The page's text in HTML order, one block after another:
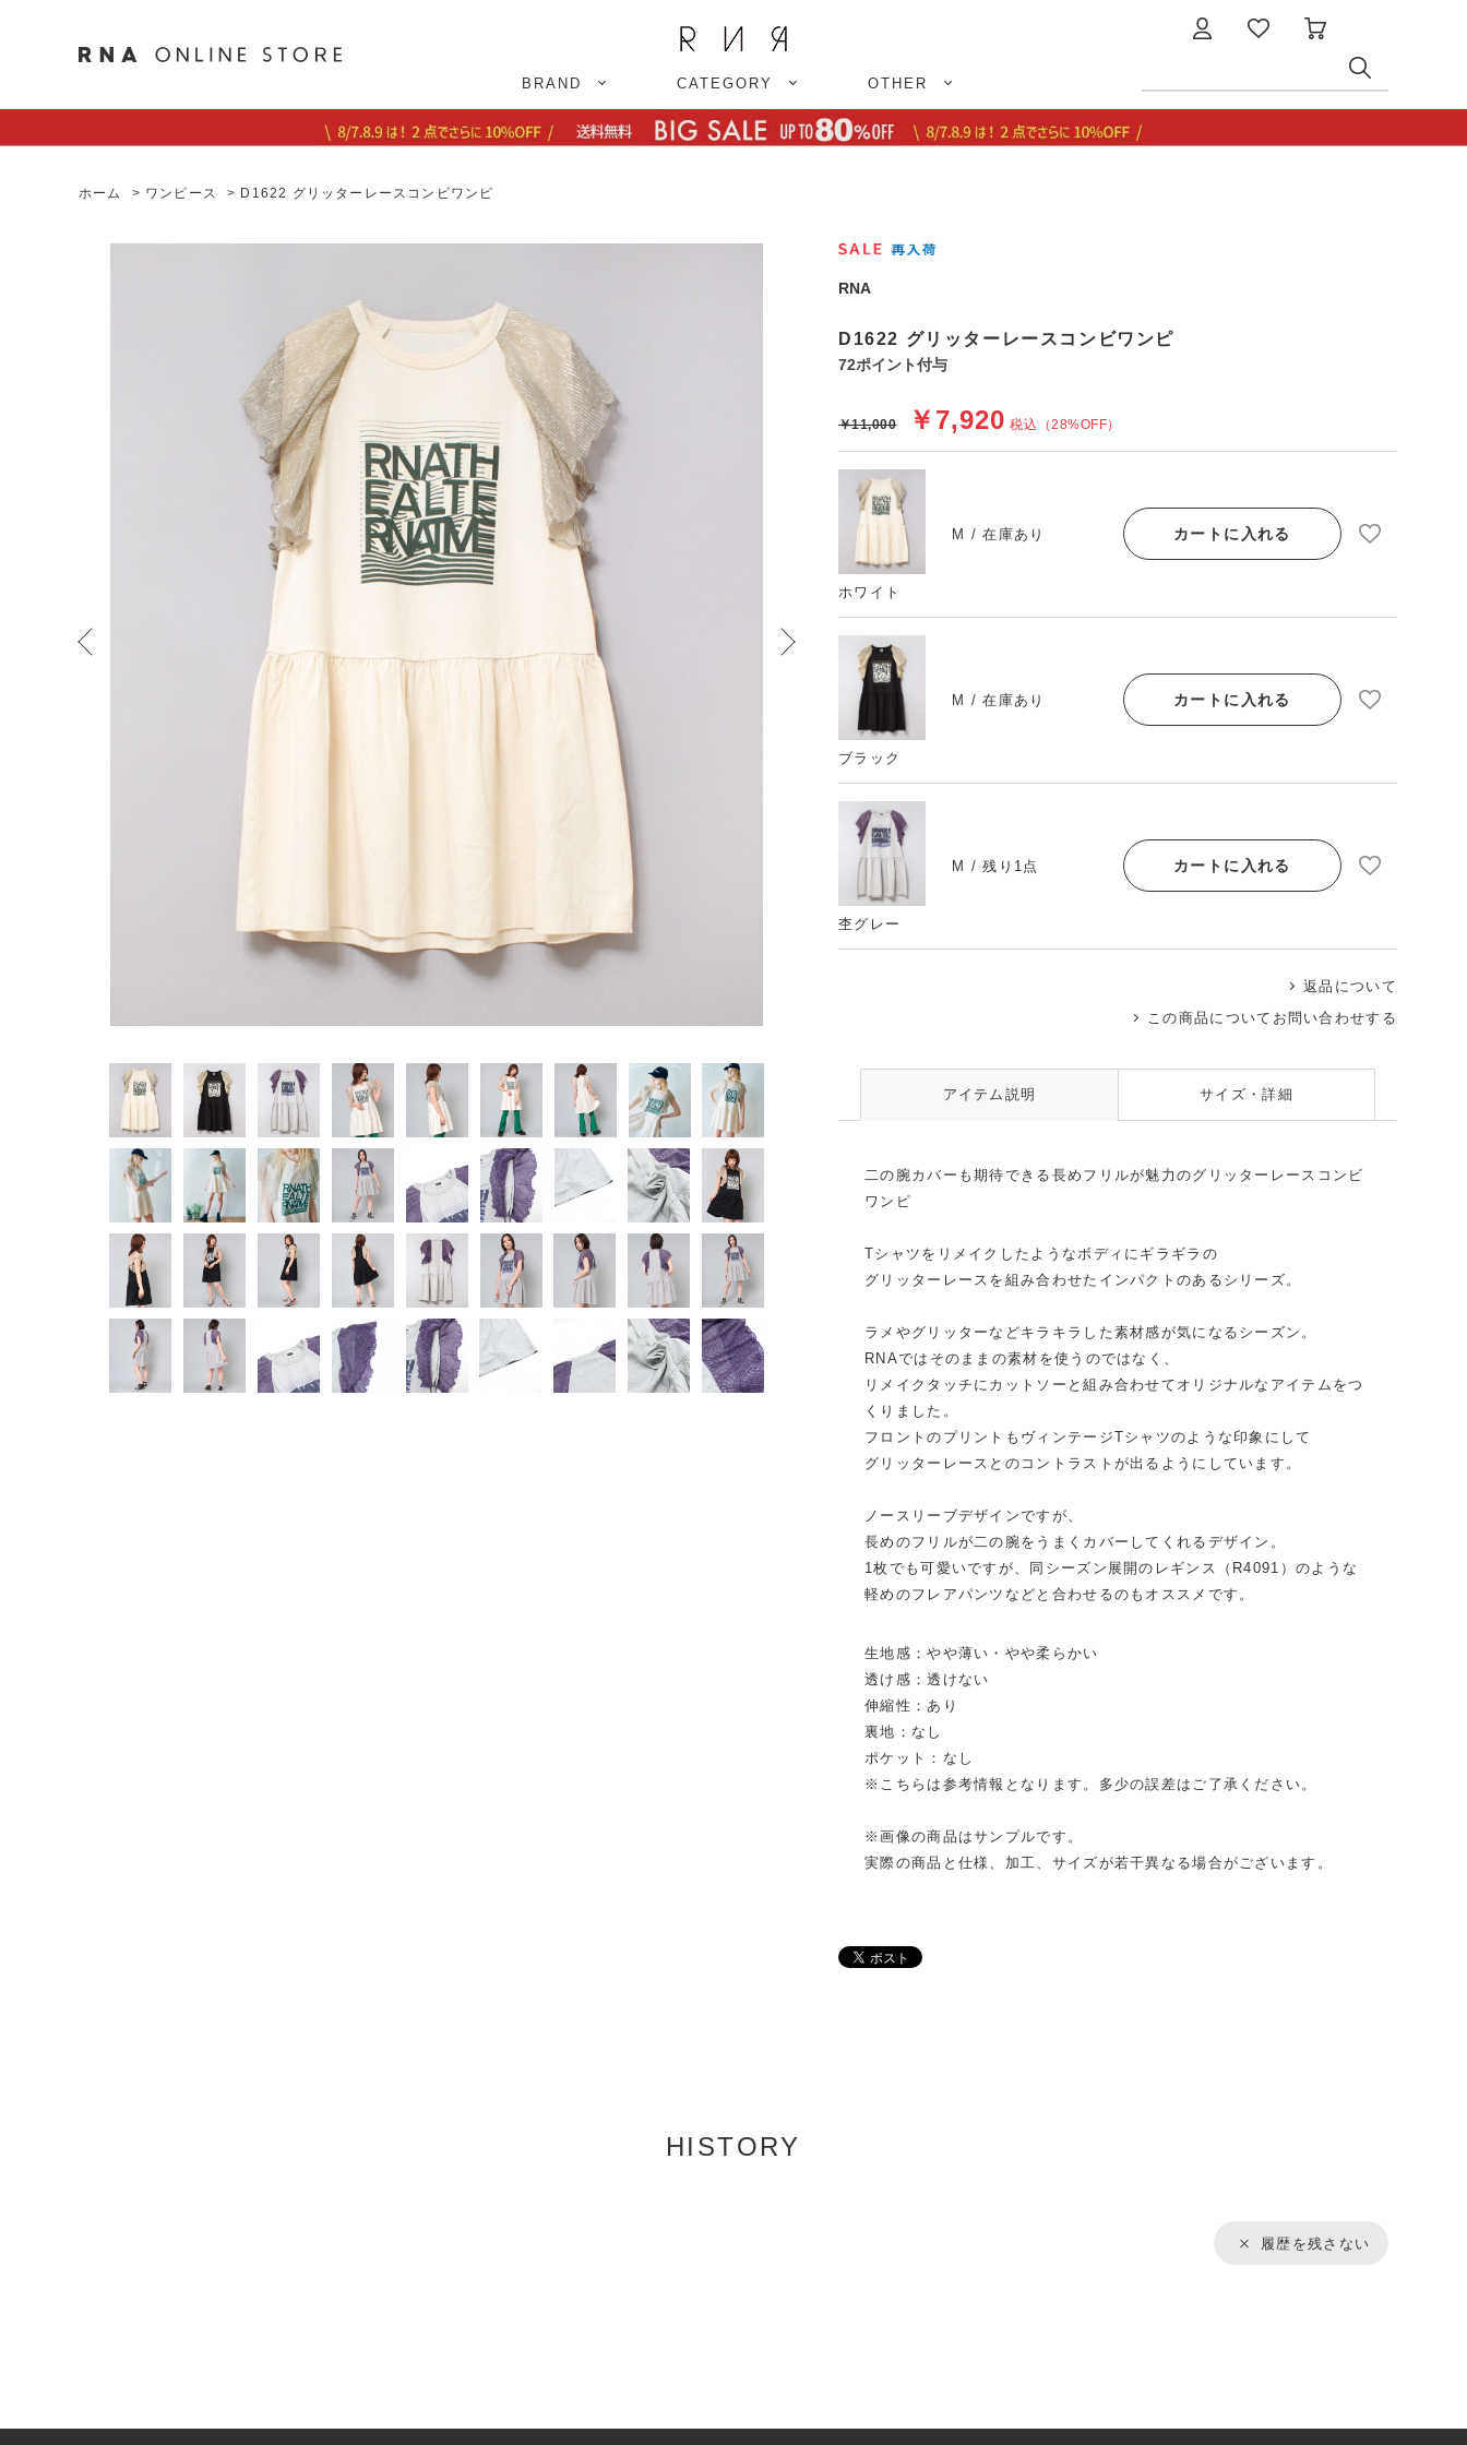
BRAND CATEGORY OTHER
ホーム > ワンピース > D1622 グリッターレースコンビワンピ
RNA
D1622 グリッターレースコンビワンピ
72ポイント付与
（28%OFF）
￥7,920 税込
￥11,000
ホワイト
M / 在庫あり カートに入れる
ブラック
M / 在庫あり カートに入れる
杢グレー
M / 残り1点 カートに入れる
返品について
この商品についてお問い合わせする
アイテム説明 サイズ・詳細
二の腕カバーも期待できる長めフリルが魅力のグリッターレースコンビ
ワンピ
Tシャツをリメイクしたようなボディにギラギラの
グリッターレースを組み合わせたインパクトのあるシリーズ。
ラメやグリッターなどキラキラした素材感が気になるシーズン。
RNAではそのままの素材を使うのではなく、
リメイクタッチにカットソーと組み合わせてオリジナルなアイテムをつ
くりました。
フロントのプリントもヴィンテージTシャツのような印象にして
グリッターレースとのコントラストが出るようにしています。
ノースリーブデザインですが、
長めのフリルが二の腕をうまくカバーしてくれるデザイン。
1枚でも可愛いですが、同シーズン展開のレギンス（R4091）のような
軽めのフレアパンツなどと合わせるのもオススメです。
生地感：やや薄い・やや柔らかい
透け感：透けない
伸縮性：あり
裏地：なし
ポケット：なし
※こちらは参考情報となります。多少の誤差はご了承ください。
※画像の商品はサンプルです。
実際の商品と仕様、加工、サイズが若干異なる場合がございます。
HISTORY
履歴を残さない